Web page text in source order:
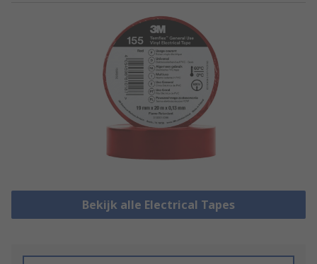
Bekijk alle Electrical Tapes